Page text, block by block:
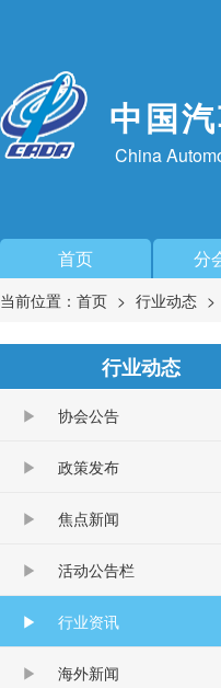
中国
China
首页 分
当前位置： 首页 行业动态
行业动态
协会公告
政策发布
焦点新闻
活动公告栏
行业资讯
海外新闻